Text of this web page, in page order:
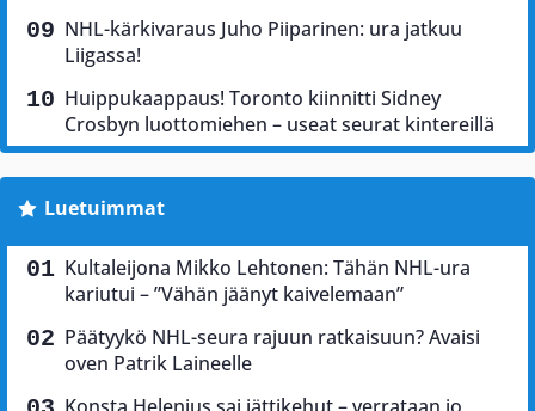
NHL-kärkivaraus Juho Piiparinen: ura jatkuu
Liigassa!
Huippukaappaus! Toronto kiinnitti Sidney
Crosbyn luottomiehen – useat seurat kintereillä
Luetuimmat
Kultaleijona Mikko Lehtonen: Tähän NHL-ura
kariutui – ”Vähän jäänyt kaivelemaan”
Päätyykö NHL-seura rajuun ratkaisuun? Avaisi
oven Patrik Laineelle